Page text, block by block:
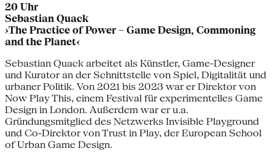
20 Uhr
Sebastian Quack
›The Practice of Power – Game Design, Commoning
and the Planet‹
Sebastian Quack arbeitet als Künstler, Game-Designer
und Kurator an der Schnittstelle von Spiel, Digitalität und
urbaner Politik. Von 2021 bis 2023 war er Direktor von
Now Play This, einem Festival für experimentelles Game
Design in London. Außerdem war er u.a.
Gründungsmitglied des Netzwerks Invisible Playground
und Co-Direktor von Trust in Play, der European School
of Urban Game Design.